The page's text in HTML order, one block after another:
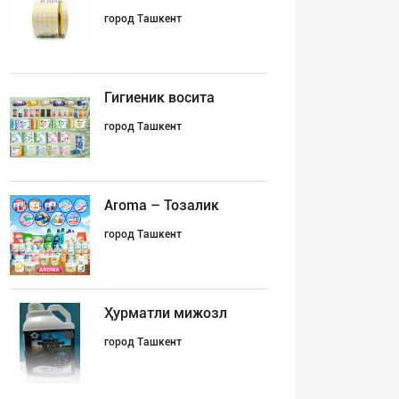
город Ташкент
Гигиеник восита
город Ташкент
Aroma – Тозалик
город Ташкент
Ҳурматли мижозл
город Ташкент